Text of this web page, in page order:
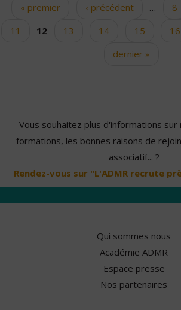
Pages« premier ‹ précédent … 8
11
12 13 14 15 16
dernier »
Vous souhaitez plus d'informations
formations, les bonnes raisons de
associatif... ?
Rendez-vous sur "L'ADMR recrute
Qui sommes nous
Académie ADMR
Espace presse
Nos partenaires